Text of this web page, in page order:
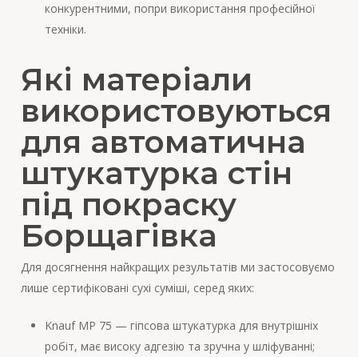
конкурентними, попри використання професійної
техніки.
Які матеріали
використовуються
для автоматична
штукатурка стін
під покраску
Борщагівка
Для досягнення найкращих результатів ми застосовуємо
лише сертифіковані сухі суміші, серед яких:
Knauf MP 75 — гіпсова штукатурка для внутрішніх
робіт, має високу адгезію та зручна у шліфуванні;